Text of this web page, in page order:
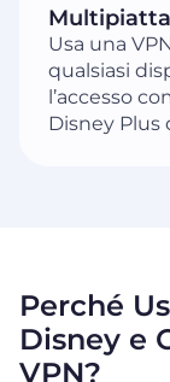
Usa una
qualsiasi
l’accesso
Disney Plus
Perché
Disney e
VPN?